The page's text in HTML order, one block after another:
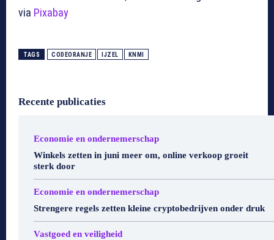
via Pixabay
TAGS CODEORANJE IJZEL KNMI
Recente publicaties
Economie en ondernemerschap
Winkels zetten in juni meer om, online verkoop groeit
sterk door
Economie en ondernemerschap
Strengere regels zetten kleine cryptobedrijven onder druk
Vastgoed en veiligheid